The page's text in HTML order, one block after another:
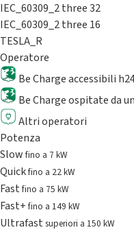
IEC_60309_2 three 32
IEC_60309_2 three 16
TESLA_R
Operatore
Be Charge accessibili
Be Charge ospitate da
Altri operatori
Potenza
Slowfino a 7 kW
Quickfino a 22 kW
Fastfino a 75 kW
Fast+fino a 149 kW
Ultrafast superiori a 150 kW